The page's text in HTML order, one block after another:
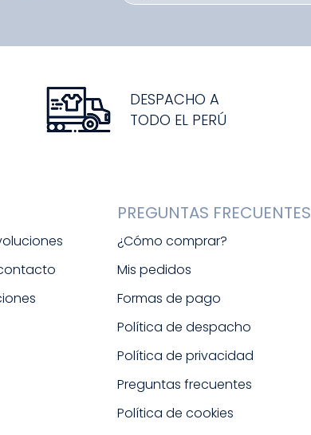
DESPACHO A
TODO EL PERÚ
PREGUNTAS FRECUENTES
¿Cómo comprar?
Mis pedidos
Formas de pago
Política de despacho
Política de privacidad
Preguntas frecuentes
Política de cookies